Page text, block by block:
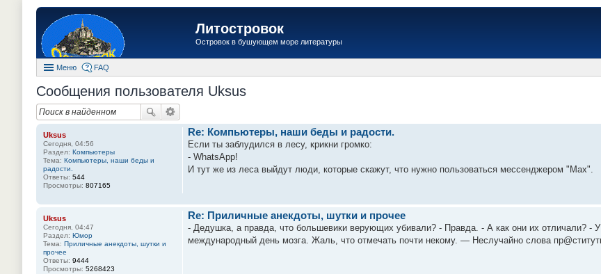
Литостровок
Островок в бушующем море литературы
Меню FAQ
Сообщения пользователя Uksus
Uksus
Сегодня, 04:56
Раздел: Компьютеры
Тема: Компьютеры, наши беды и
радости.
Ответы: 544
Просмотры: 807165
Re: Компьютеры, наши беды и радости.
Если ты заблудился в лесу, крикни громко:
- WhаtsАрр!
И тут же из леса выйдут люди, которые скажут, что нужно пользоваться мессенджером "Мах".
Uksus
Сегодня, 04:47
Раздел: Юмор
Тема: Приличные анекдоты, шутки и
прочее
Ответы: 9444
Просмотры: 5268423
Re: Приличные анекдоты, шутки и прочее
- Дедушка, а правда, что большевики верующих убивали? - Правда. - А как они их отличали?
международный день мозга. Жаль, что отмечать почти некому. — Неслучайно слова